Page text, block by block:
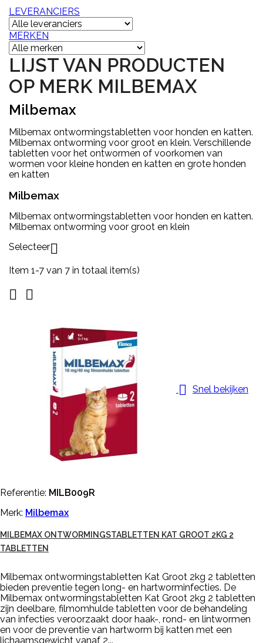
LEVERANCIERS
MERKEN
LIJST VAN PRODUCTEN
OP MERK MILBEMAX
Milbemax
Milbemax ontwormingstabletten voor honden en katten.
Milbemax ontworming voor groot en klein. Verschillende
tabletten voor het ontwormen of voorkomen van
wormen voor kleine honden en katten en grote honden
en katten
Milbemax
Milbemax ontwormingstabletten voor honden en katten.
Milbemax ontworming voor groot en klein
Selecteer
Item 1-7 van 7 in totaal item(s)
 
 Snel bekijken
Referentie: MILB009R
Merk: Milbemax
MILBEMAX ONTWORMINGSTABLETTEN KAT GROOT 2KG 2
TABLETTEN
Milbemax ontwormingstabletten Kat Groot 2kg 2 tabletten
bieden preventie tegen long- en hartworminfecties. De
Milbemax ontwormingstabletten Kat Groot 2kg 2 tabletten
zijn deelbare, filmomhulde tabletten voor de behandeling
van infecties veroorzaakt door haak-, rond- en lintwormen
en voor de preventie van hartworm bij katten met een
lichaamsgewicht vanaf 2...